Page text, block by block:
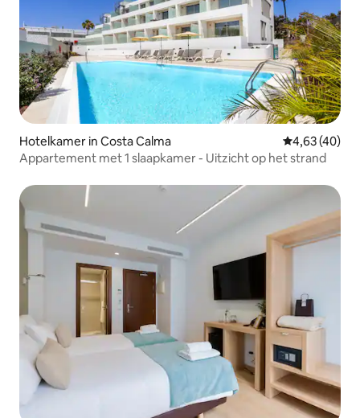
Hotelkamer in Costa Calma Gemiddelde
4,63 (40)
Appartement met 1 slaapkamer - Uitzicht op het strand